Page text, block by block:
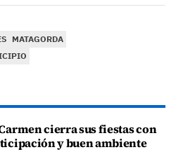
MATAGORDA
cierra sus fiestas con
y buen ambiente